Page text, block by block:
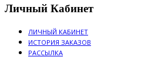
Личный Кабинет
ЛИЧНЫЙ КАБИНЕТ
ИСТОРИЯ ЗАКАЗОВ
РАССЫЛКА